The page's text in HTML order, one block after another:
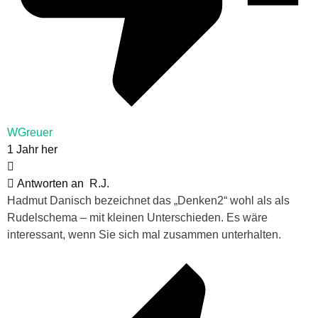
WGreuer
1 Jahr her
Antworten an
R.J.
Hadmut Danisch bezeichnet das „Denken2“ wohl als als
Rudelschema – mit kleinen Unterschieden. Es wäre
interessant, wenn Sie sich mal zusammen unterhalten.